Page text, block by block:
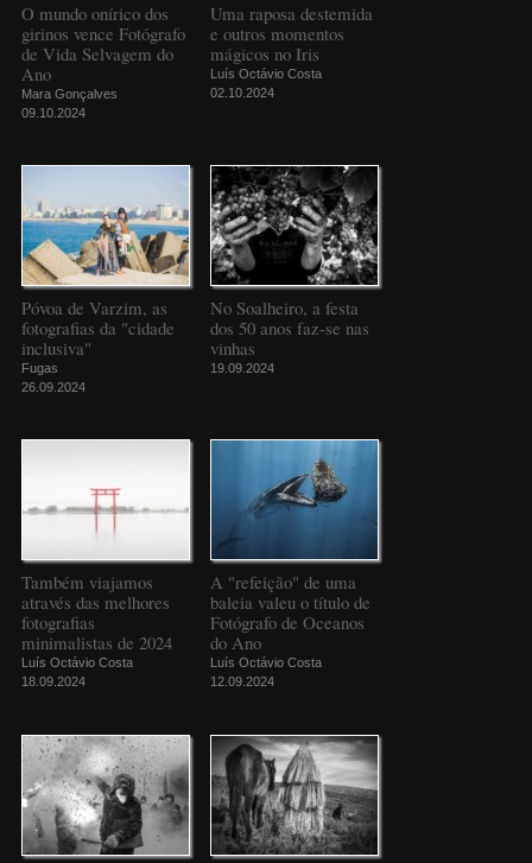
O mundo onírico dos
girinos vence Fotógrafo
de Vida Selvagem do
Ano
Mara Gonçalves
09.10.2024
Uma raposa destemida
e outros momentos
mágicos no Iris
Luís Octávio Costa
02.10.2024
Póvoa de Varzim, as
fotografias da "cidade
inclusiva"
Fugas
26.09.2024
No Soalheiro, a festa
dos 50 anos faz-se nas
vinhas
19.09.2024
Também viajamos
através das melhores
fotografias
minimalistas de 2024
Luís Octávio Costa
18.09.2024
A "refeição" de uma
baleia valeu o título de
Fotógrafo de Oceanos
do Ano
Luís Octávio Costa
12.09.2024